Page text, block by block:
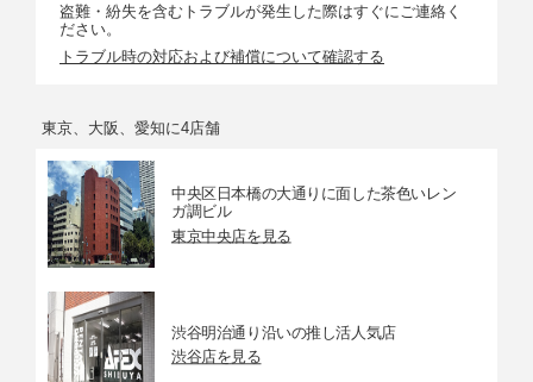
盗難・紛失を含むトラブルが発生した際はすぐにご連絡く
ださい。
トラブル時の対応および補償について確認する
東京、大阪、愛知に4店舗
中央区日本橋の大通りに面した茶色いレン
ガ調ビル
東京中央店を見る
渋谷明治通り沿いの推し活人気店
渋谷店を見る